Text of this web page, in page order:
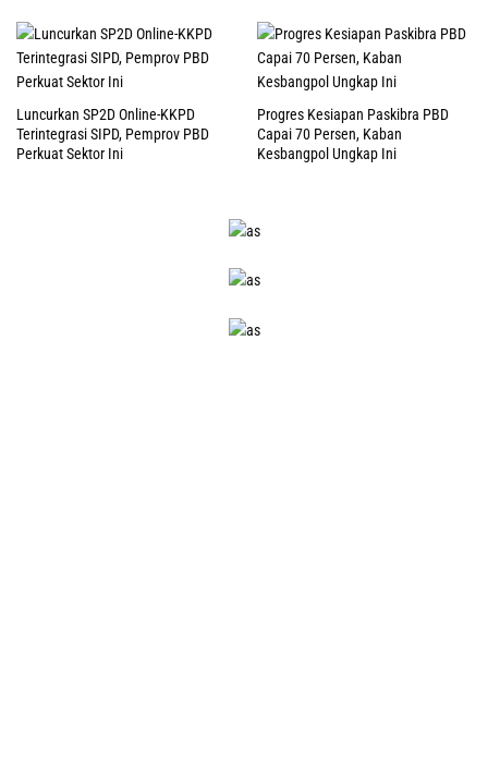
Luncurkan SP2D Online-KKPD
Terintegrasi SIPD, Pemprov PBD
Perkuat Sektor Ini
Progres Kesiapan Paskibra PBD
Capai 70 Persen, Kaban
Kesbangpol Ungkap Ini